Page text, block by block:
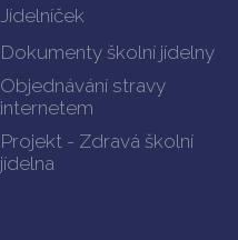
Jídelníček
Dokumenty školní jídelny
Objednávání stravy
internetem
Projekt - Zdravá školní
jídelna